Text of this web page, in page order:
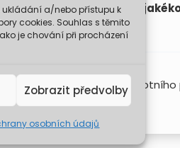
ukládání a/nebo přístupu k
cookies. Souhlas s těmito
je chování při procházení
Zobrazit předvolby
osobních údajů
není odpovědná za
© 2026 Ministerstvo